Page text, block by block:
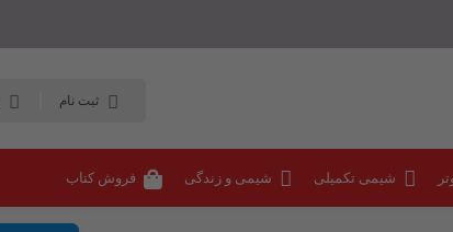
ثبت نام
شیمی تکمیلی شیمی و زندگی فروش کتاب